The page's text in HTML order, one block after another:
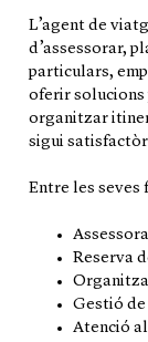
L’agent de
d’assessorar,
particulars,
oferir solucions
organitzar
sigui
Entre les seves
Reserva
Gestió
Atenció